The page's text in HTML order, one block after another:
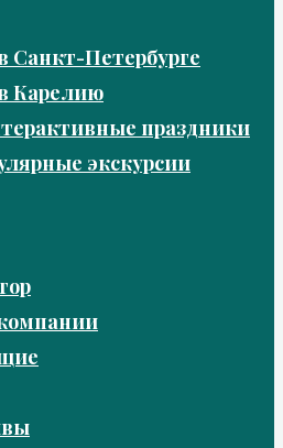
Санкт-Петербурге
Карелию
праздники
экскурсии